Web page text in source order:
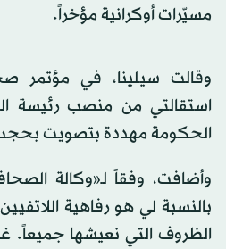
مسيّرات أوكرانية مؤخراً.
وقالت سيلينا، في مؤتمر
استقالتي من منصب رئيسة
الحكومة مهددة بتصويت بحجب
وأضافت، وفقاً لـ«وكالة
بالنسبة لي هو رفاهية
الظروف التي نعيشها جميعاً.